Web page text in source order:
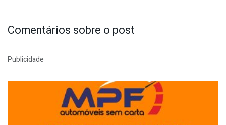
Comentários sobre o post
Publicidade